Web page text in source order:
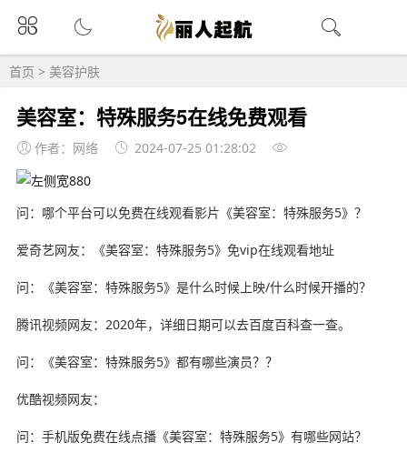
首页 > 美容护肤
美容室：特殊服务5在线免费观看
作者：网络 2024-07-25 01:28:02
问：哪个平台可以免费在线观看影片《美容室：特殊服务5》？
爱奇艺网友：《美容室：特殊服务5》免vip在线观看地址
问：《美容室：特殊服务5》是什么时候上映/什么时候开播的？
腾讯视频网友：2020年，详细日期可以去百度百科查一查。
问：《美容室：特殊服务5》都有哪些演员？？
优酷视频网友：
问：手机版免费在线点播《美容室：特殊服务5》有哪些网站？